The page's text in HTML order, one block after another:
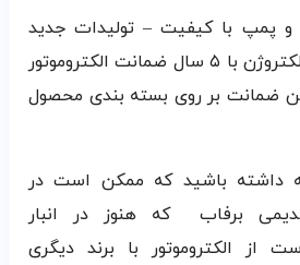
و پمپ با کیفیت – تولیدات جدید
برفاب با الکتروموتور الکتروژن با ۵ سال ضمانت الکتروموتور
ضمانت بر روی بسته بندی محصول
داشته باشید که ممکن است در
برفاب که هنوز در انبار
از الکتروموتور با برند دیگری